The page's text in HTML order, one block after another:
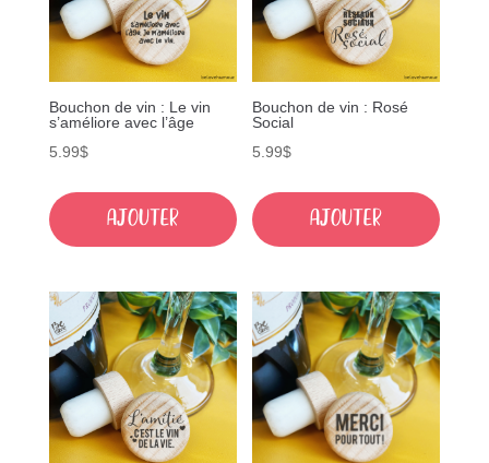
Bouchon de vin : Le vin
s’améliore avec l’âge
5.99$
Ajouter
Bouchon de vin : Rosé
Social
5.99$
Ajouter